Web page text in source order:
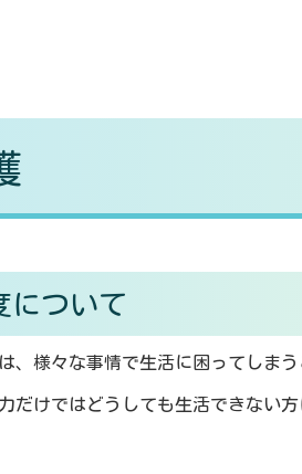
について
、様々な事情で生活に困ってしまう
だけではどうしても生活できない